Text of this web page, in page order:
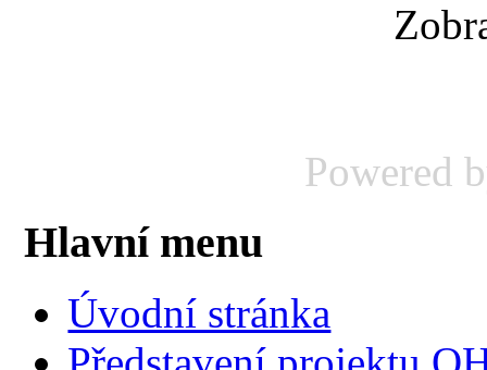
Powered
Hlavní menu
Úvodní stránka